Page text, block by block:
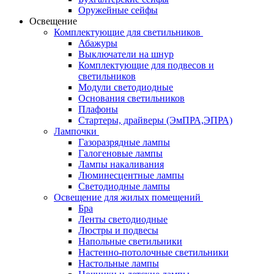
Оружейные сейфы
Освещение
Комплектующие для светильников
Абажуры
Выключатели на шнур
Комплектующие для подвесов и
светильников
Модули светодиодные
Основания светильников
Плафоны
Стартеры, драйверы (ЭмПРА,ЭПРА)
Лампочки
Газоразрядные лампы
Галогеновые лампы
Лампы накаливания
Люминесцентные лампы
Светодиодные лампы
Освещение для жилых помещений
Бра
Ленты светодиодные
Люстры и подвесы
Напольные светильники
Настенно-потолочные светильники
Настольные лампы